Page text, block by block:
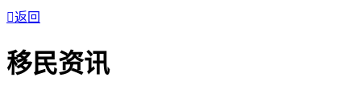
返回
移民资讯